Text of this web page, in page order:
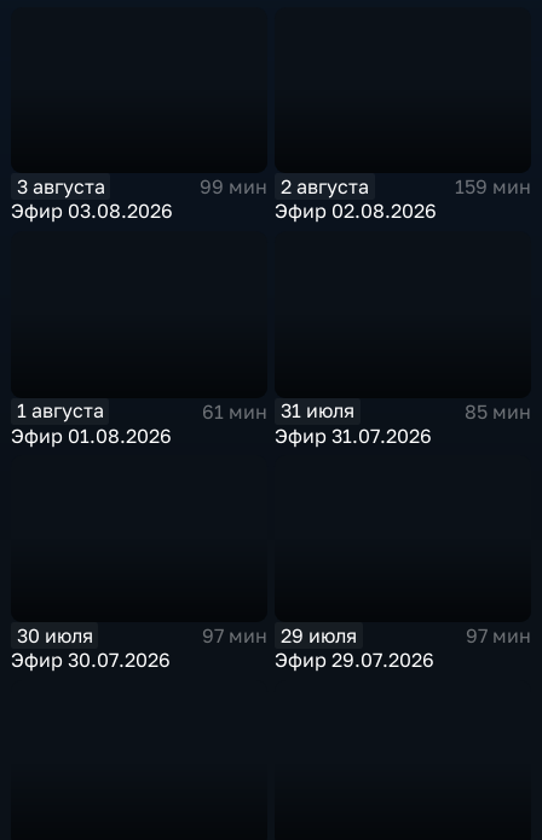
3 августа
99 мин
Эфир 03.08.2026
2 августа
159 мин
Эфир 02.08.2026
1 августа
61 мин
Эфир 01.08.2026
31 июля
85 мин
Эфир 31.07.2026
30 июля
97 мин
Эфир 30.07.2026
29 июля
97 мин
Эфир 29.07.2026